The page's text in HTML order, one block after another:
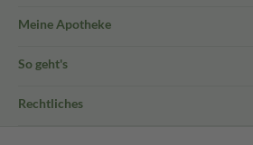
Meine Apotheke
So geht's
Rechtliches